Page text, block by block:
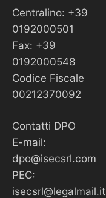
Centralino: +39
0192000501
Fax: +39
0192000548
Codice Fiscale
00212370092
Contatti DPO
E-mail:
dpo@isecsrl.com
PEC:
isecsrl@legalmail.it